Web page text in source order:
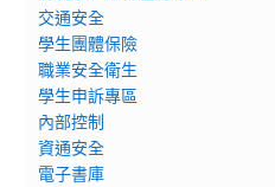
交通安全
學生團體保險
職業安全衛生
學生申訴專區
內部控制
資通安全
電子書庫